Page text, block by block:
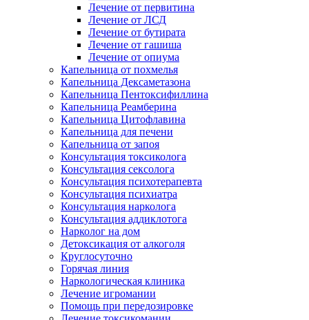
Лечение от первитина
Лечение от ЛСД
Лечение от бутирата
Лечение от гашиша
Лечение от опиума
Капельница от похмелья
Капельница Дексаметазона
Капельница Пентоксифиллина
Капельница Реамберина
Капельница Цитофлавина
Капельница для печени
Капельница от запоя
Консультация токсиколога
Консультация сексолога
Консультация психотерапевта
Консультация психиатра
Консультация нарколога
Консультация аддиклотога
Нарколог на дом
Детоксикация от алкоголя
Круглосуточно
Горячая линия
Наркологическая клиника
Лечение игромании
Помощь при передозировке